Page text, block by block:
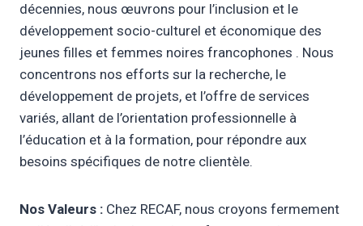
décennies, nous œuvrons pour l’inclusion et le
développement socio-culturel et économique des
jeunes filles et femmes noires francophones . Nous
concentrons nos efforts sur la recherche, le
développement de projets, et l’offre de services
variés, allant de l’orientation professionnelle à
l’éducation et à la formation, pour répondre aux
besoins spécifiques de notre clientèle.
Nos Valeurs : Chez RECAF, nous croyons fermement